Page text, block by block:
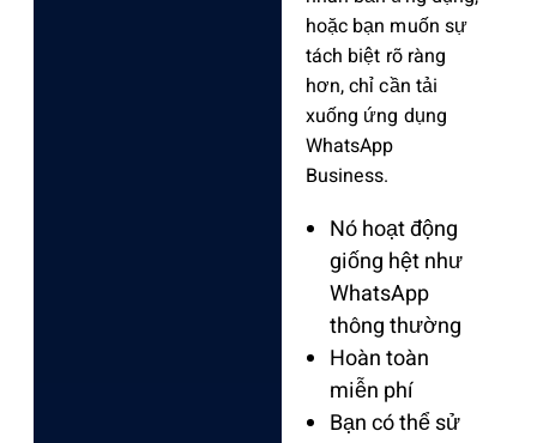
hoặc bạn muốn sự
tách biệt rõ ràng
hơn, chỉ cần tải
xuống ứng dụng
WhatsApp
Business.
Nó hoạt động
giống hệt như
WhatsApp
thông thường
Hoàn toàn
miễn phí
Bạn có thể sử